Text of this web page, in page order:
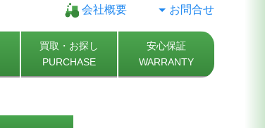
会社概要 お問合せ
買取・お探し
PURCHASE
安心保証
WARRANTY